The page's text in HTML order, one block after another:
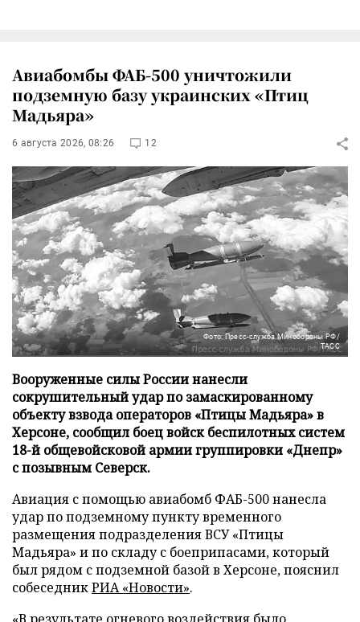
Авиабомбы ФАБ-500 уничтожили
подземную базу украинских «Птиц
Мадьяра»
6 августа 2026, 08:26 12
Фото: Пресс-служба Минобороны РФ/
ТАСС
Вооруженные силы России нанесли
сокрушительный удар по замаскированному
объекту взвода операторов «Птицы Мадьяра» в
Херсоне, сообщил боец войск беспилотных систем
18-й общевойсковой армии группировки «Днепр»
с позывным Северск.
Авиация с помощью авиабомб ФАБ-500 нанесла
удар по подземному пункту временного
размещения подразделения ВСУ «Птицы
Мадьяра» и по складу с боеприпасами, который
был рядом с подземной базой в Херсоне, пояснил
собеседникРИА «Новости».